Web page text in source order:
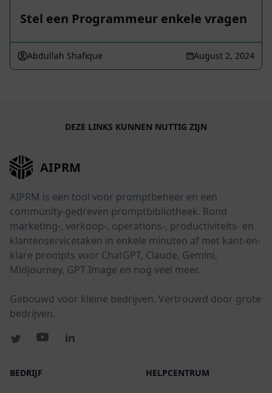
Stel een Programmeur enkele vragen
Abdullah Shafique August 2, 2024
DEZE LINKS KUNNEN NUTTIG ZIJN
AIPRM
AIPRM is een tool voor promptbeheer en een
community-gedreven promptbibliotheek. Rond
marketing-, verkoop-, operations-, productiviteits- en
klantenservicetaken in enkele minuten af met kant-en-
klare prompts voor ChatGPT, Claude, Gemini,
Midjourney, GPT Image en nog veel meer.
Gebouwd voor kleine bedrijven. Vertrouwd door grote
bedrijven.
BEDRIJF HELPCENTRUM